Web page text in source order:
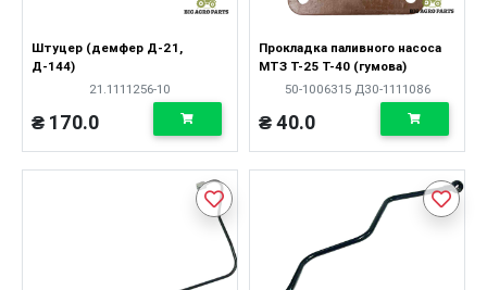
Штуцер (демфер Д-21,
Д-144)
21.1111256-10
₴ 170.0
Прокладка паливного насоса
МТЗ Т-25 Т-40 (гумова)
50-1006315 Д30-1111086
₴ 40.0